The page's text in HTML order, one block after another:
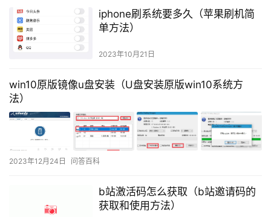
iphone刷系统要多久（苹果刷机简
单方法）
2023年10月21日
win10原版镜像u盘安装（U盘安装原版win10系统方
法）
2023年12月24日 问答百科
b站激活码怎么获取（b站邀请码的
获取和使用方法）